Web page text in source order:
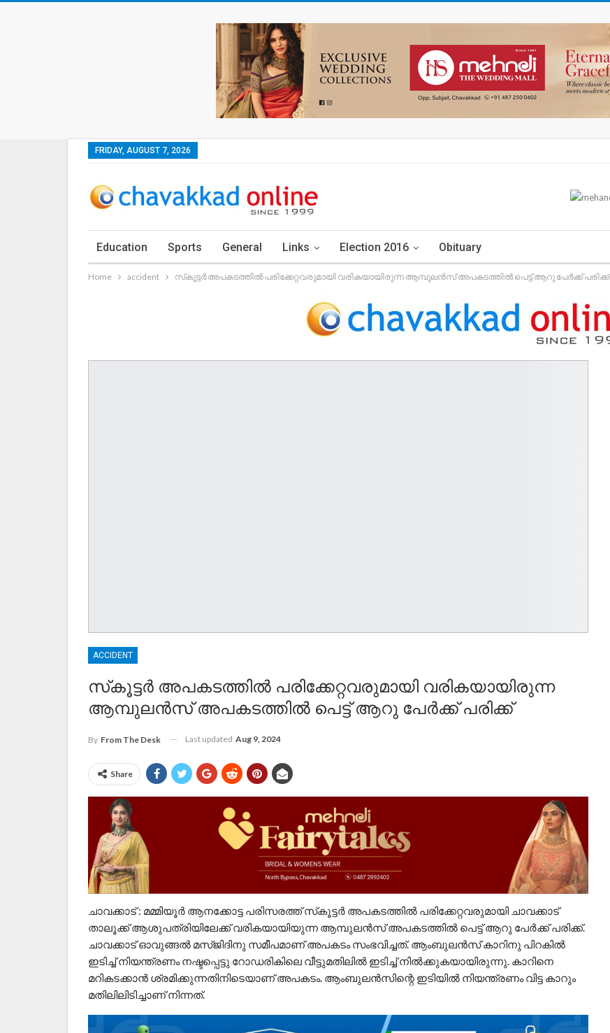
FRIDAY, AUGUST 7, 2026
Education Sports General Links Election 2016 Obituary
Home accident സ്‌കൂട്ടർ അപകടത്തിൽ പരിക്കേറ്റവരുമായി വരികയായിരുന്ന ആമ്പുലൻസ് അപകടത്തിൽ പെട്ട് ആറു പേർക്ക് പരിക്ക്
ACCIDENT
സ്‌കൂട്ടർ അപകടത്തിൽ പരിക്കേറ്റവരുമായി വരികയായിരുന്ന
ആമ്പുലൻസ് അപകടത്തിൽ പെട്ട് ആറു പേർക്ക് പരിക്ക്
By From The Desk Last updated Aug 9, 2024
Share
ചാവക്കാട് : മമ്മിയൂർ ആനക്കോട്ട പരിസരത്ത് സ്‌കൂട്ടർ അപകടത്തിൽ പരിക്കേറ്റവരുമായി ചാവക്കാട്
താലൂക്ക് ആശുപത്രിയിലേക്ക് വരികയായിയുന്ന ആമ്പുലൻസ് അപകടത്തിൽ പെട്ട് ആറു പേർക്ക് പരിക്ക്.
ചാവക്കാട് ഓവുങ്ങൽ മസ്ജിദിനു സമീപമാണ് അപകടം സംഭവിച്ചത്. ആംബുലൻസ് കാറിനു പിറകിൽ
ഇടിച്ച് നിയന്ത്രണം നഷ്ടപ്പെട്ടു റോഡരികിലെ വീട്ടുമതിലിൽ ഇടിച്ച് നിൽക്കുകയായിരുന്നു. കാറിനെ
മറികടക്കാൻ ശ്രമിക്കുന്നതിനിടെയാണ് അപകടം. ആംബുലൻസിന്റെ ഇടിയിൽ നിയന്ത്രണം വിട്ട കാറും
മതിലിലിടിച്ചാണ് നിന്നത്.